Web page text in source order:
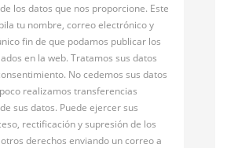
los datos que nos proporcione. Este
tu nombre, correo electrónico y
fin de que podamos publicar los
en la web. Tratamos sus datos
No cedemos sus datos
realizamos transferencias
sus datos. Puede ejercer sus
rectificación y supresión de los
derechos enviando un correo a